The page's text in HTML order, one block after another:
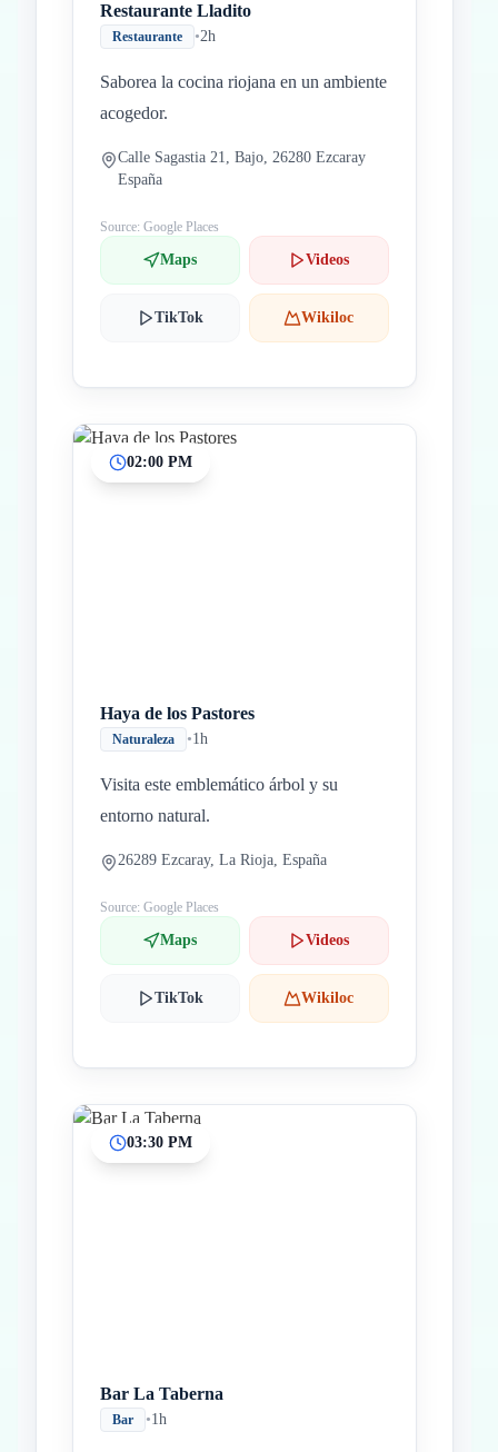
Restaurante Lladito
Restaurante •2h
Saborea la cocina riojana en un ambiente
acogedor.
Calle Sagastia 21, Bajo, 26280 Ezcaray
España
Source: Google Places
Maps Videos
TikTok Wikiloc
02:00 PM
Haya de los Pastores
Naturaleza •1h
Visita este emblemático árbol y su
entorno natural.
26289 Ezcaray, La Rioja, España
Source: Google Places
Maps Videos
TikTok Wikiloc
03:30 PM
Bar La Taberna
Bar •1h